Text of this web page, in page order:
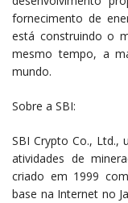
fornecimento de
está construindo o
mesmo tempo, a
mundo.
Sobre a SBI:
SBI Crypto Co., Ltd.,
atividades de
criado em 1999
base na Internet no